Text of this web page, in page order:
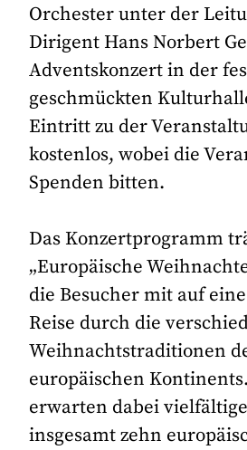
Orchester unter der
Dirigent Hans Norbert
Adventskonzert in der
geschmückten
Eintritt zu der
kostenlos, wobei die
Spenden bitten.
Das Konzertprogramm
„Europäische
die Besucher mit auf
Reise durch die
Weihnachtstraditionen
europäischen
erwarten dabei
insgesamt zehn